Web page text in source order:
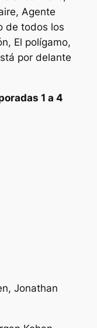
, Agente
de todos los
, El polígamo,
por delante
1 a 4
Jonathan